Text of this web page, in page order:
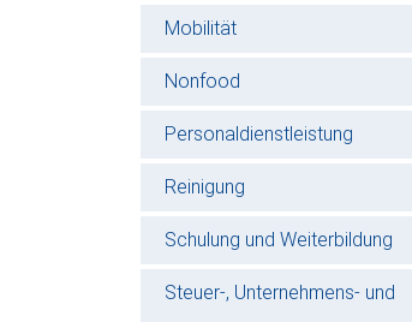
Mobilität
Nonfood
Personaldienstleistung
Reinigung
Schulung und Weiterbildung
Steuer-, Unternehmens- und